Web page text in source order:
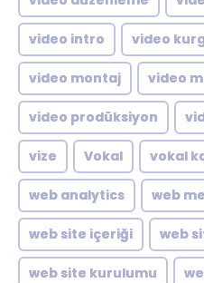
video intro video
video montaj video
video prodüksiyon
vize Vokal vokal
web analytics web
web site içeriği web
web site kurulumu